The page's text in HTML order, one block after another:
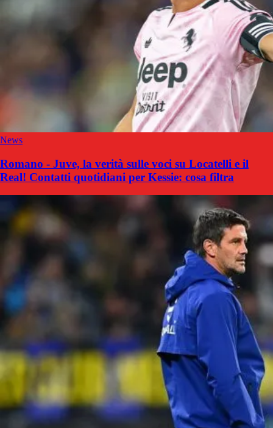
News
Romano - Juve, la verità sulle voci su Locatelli e il
Real! Contatti quotidiani per Kessie: cosa filtra